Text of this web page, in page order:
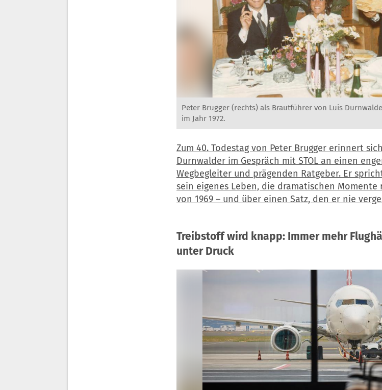
Peter Brugger (rechts) als Brautführer von Luis
im Jahr 1972.
Zum 40. Todestag von Peter Brugger erinnert
Durnwalder im Gespräch mit STOL an einen
Wegbegleiter und prägenden Ratgeber. Er
sein eigenes Leben, die dramatischen
von 1969 – und über einen Satz, den er nie
Treibstoff wird knapp: Immer mehr
unter Druck